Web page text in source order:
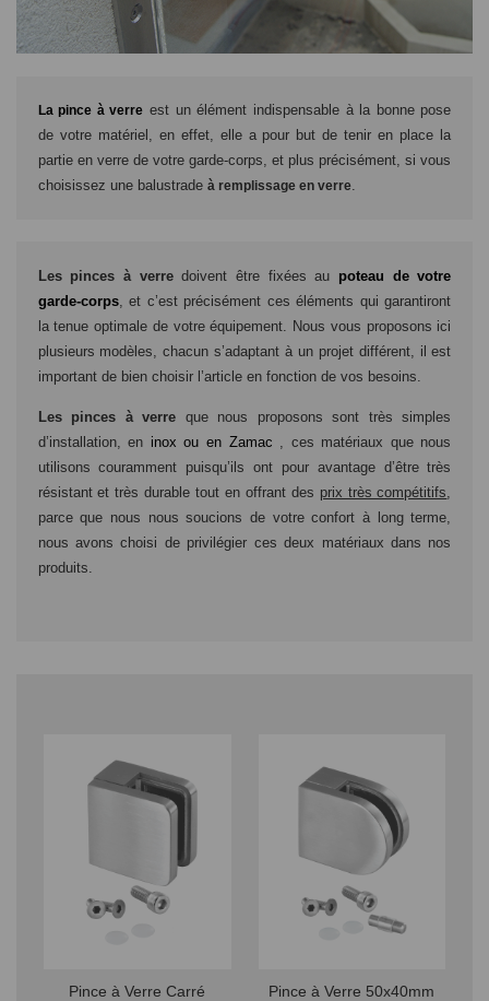
La pince à verre est un élément indispensable à la bonne pose
de votre matériel, en effet, elle a pour but de tenir en place la
partie en verre de votre garde-corps, et plus précisément, si vous
choisissez une balustrade à remplissage en verre.
Les pinces à verredoivent être fixées au poteau de votre
garde-corps, et c’est précisément ces éléments qui garantiront
la tenue optimale de votre équipement. Nous vous proposons ici
plusieurs modèles, chacun s’adaptant à un projet différent, il est
important de bien choisir l’article en fonction de vos besoins.
Les pinces à verre que nous proposons sont très simples
d’installation, en inox ou en Zamac , ces matériaux que nous
utilisons couramment puisqu’ils ont pour avantage d’être très
résistant et très durable tout en offrant des prix très compétitifs
parce que nous nous soucions de votre confort à long terme,
nous avons choisi de privilégier ces deux matériaux dans nos
produits.
Pince à Verre Carré
Pince à Verre 50x40mm